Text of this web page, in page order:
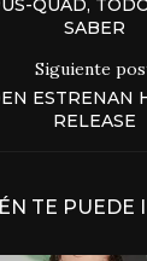
QUAD,
SABER
Siguiente
ESTRENAN
RELEASE
TE PUEDE